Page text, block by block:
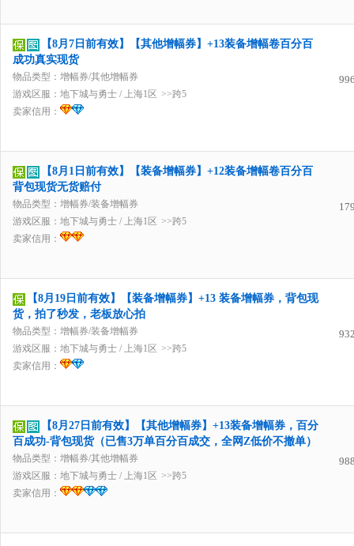
【8月7日前有效】【其他增幅券】+13装备增幅卷百分百
成功真实现货
物品类型：增幅券/其他增幅券
游戏区服： 地下城与勇士 / 上海1区 >>跨5
卖家信用：
【8月1日前有效】【装备增幅券】+12装备增幅卷百分百
背包现货无货赔付
物品类型：增幅券/装备增幅券
游戏区服： 地下城与勇士 / 上海1区 >>跨5
卖家信用：
【8月19日前有效】【装备增幅券】+13 装备增幅券，背包现
货，拍了秒发，老板放心拍
物品类型：增幅券/装备增幅券
游戏区服： 地下城与勇士 / 上海1区 >>跨5
卖家信用：
【8月27日前有效】【其他增幅券】+13装备增幅券，百分
百成功-背包现货（已售3万单百分百成交，全网Z低价不撤单）
物品类型：增幅券/其他增幅券
游戏区服： 地下城与勇士 / 上海1区 >>跨5
卖家信用：